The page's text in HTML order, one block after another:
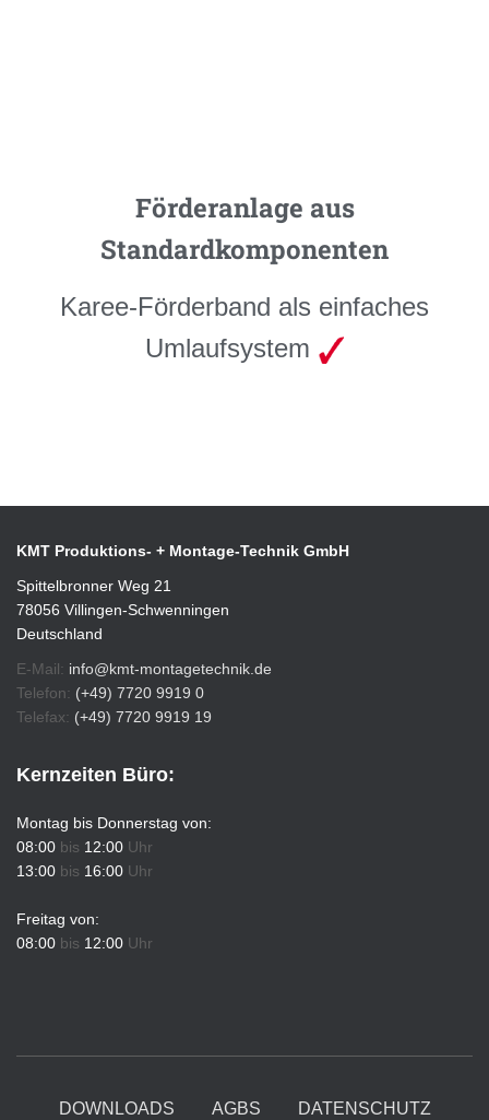
Förderanlage aus
Standardkomponenten
Karee-Förderband als einfaches
Umlaufsystem
KMT Produktions- + Montage-Technik GmbH
Spittelbronner Weg 21
78056 Villingen-Schwenningen
Deutschland
E-Mail: info@kmt-montagetechnik.de
Telefon: (+49) 7720 9919 0
Telefax: (+49) 7720 9919 19
Kernzeiten Büro:
Montag bis Donnerstag von:
08:00 bis 12:00 Uhr
13:00 bis 16:00 Uhr
Freitag von:
08:00 bis 12:00 Uhr
DOWNLOADS AGBS DATENSCHUTZ